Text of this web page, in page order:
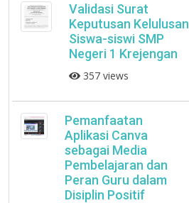
Validasi Surat
Keputusan Kelulusan
Siswa-siswi SMP
Negeri 1 Krejengan
357 views
Pemanfaatan
Aplikasi Canva
sebagai Media
Pembelajaran dan
Peran Guru dalam
Disiplin Positif